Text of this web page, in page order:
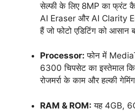
सेल्फी के लिए 8MP का फ्रंट
AI Eraser और AI Clarity
हैं जो फोटो एडिटिंग को आसान
Processor: फोन में
6300 चिपसेट का इस्तेमाल
रोजमर्रा के काम और हल्की
RAM & ROM: यह 4GB,